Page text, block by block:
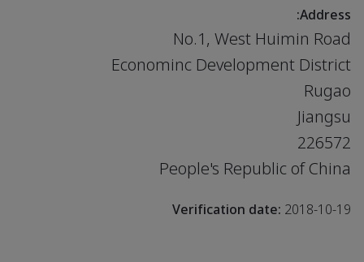
Address:
No.1, West Huimin Road
Econominc Development District
Rugao
Jiangsu
226572
People's Republic of China
Verification date:2018-10-19